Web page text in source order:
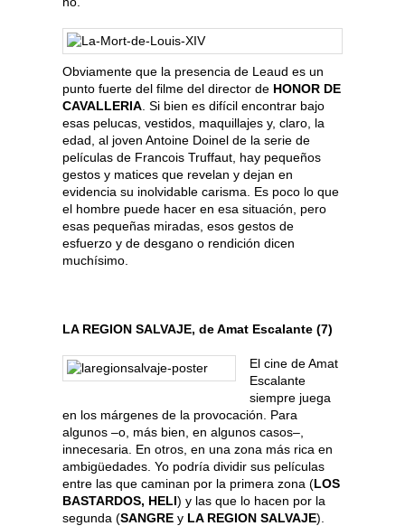
Obviamente que la presencia de Leaud es un
punto fuerte del filme del director de HONOR DE
CAVALLERIA . Si bien es difícil encontrar bajo
esas pelucas, vestidos, maquillajes y, claro, la
edad, al joven Antoine Doinel de la serie de
películas de Francois Truffaut, hay pequeños
gestos y matices que revelan y dejan en
evidencia su inolvidable carisma. Es poco lo que
el hombre puede hacer en esa situación, pero
esas pequeñas miradas, esos gestos de
esfuerzo y de desgano o rendición dicen
muchísimo.
LA REGION SALVAJE, de Amat Escalante (7)
El cine de Amat
Escalante
siempre juega
en los márgenes de la provocación. Para
algunos –o, más bien, en algunos casos–,
innecesaria. En otros, en una zona más rica en
ambigüedades. Yo podría dividir sus películas
entre las que caminan por la primera zona (LOS
BASTARDOS, HELI) y las que lo hacen por la
segunda (SANGRE y LA REGION SALVAJE).